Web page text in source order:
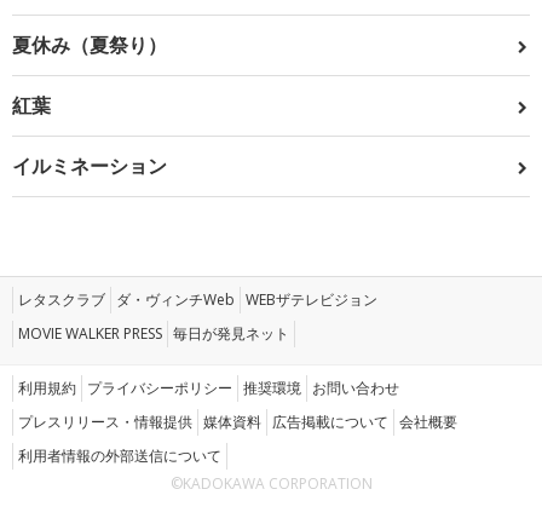
夏休み（夏祭り）
紅葉
イルミネーション
レタスクラブ ダ・ヴィンチWeb WEBザテレビジョン
MOVIE WALKER PRESS 毎日が発見ネット
利用規約 プライバシーポリシー 推奨環境 お問い合わせ
プレスリリース・情報提供 媒体資料 広告掲載について 会社概要
利用者情報の外部送信について
©KADOKAWA CORPORATION